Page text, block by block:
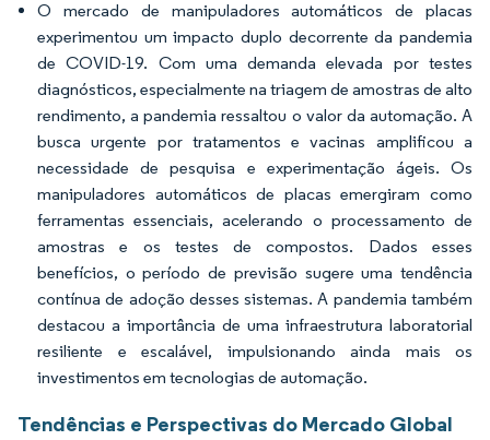
O mercado de manipuladores automáticos de placas
experimentou um impacto duplo decorrente da pandemia
de COVID-19. Com uma demanda elevada por testes
diagnósticos, especialmente na triagem de amostras de alto
rendimento, a pandemia ressaltou o valor da automação. A
busca urgente por tratamentos e vacinas amplificou a
necessidade de pesquisa e experimentação ágeis. Os
manipuladores automáticos de placas emergiram como
ferramentas essenciais, acelerando o processamento de
amostras e os testes de compostos. Dados esses
benefícios, o período de previsão sugere uma tendência
contínua de adoção desses sistemas. A pandemia também
destacou a importância de uma infraestrutura laboratorial
resiliente e escalável, impulsionando ainda mais os
investimentos em tecnologias de automação.
Tendências e Perspectivas do Mercado Global